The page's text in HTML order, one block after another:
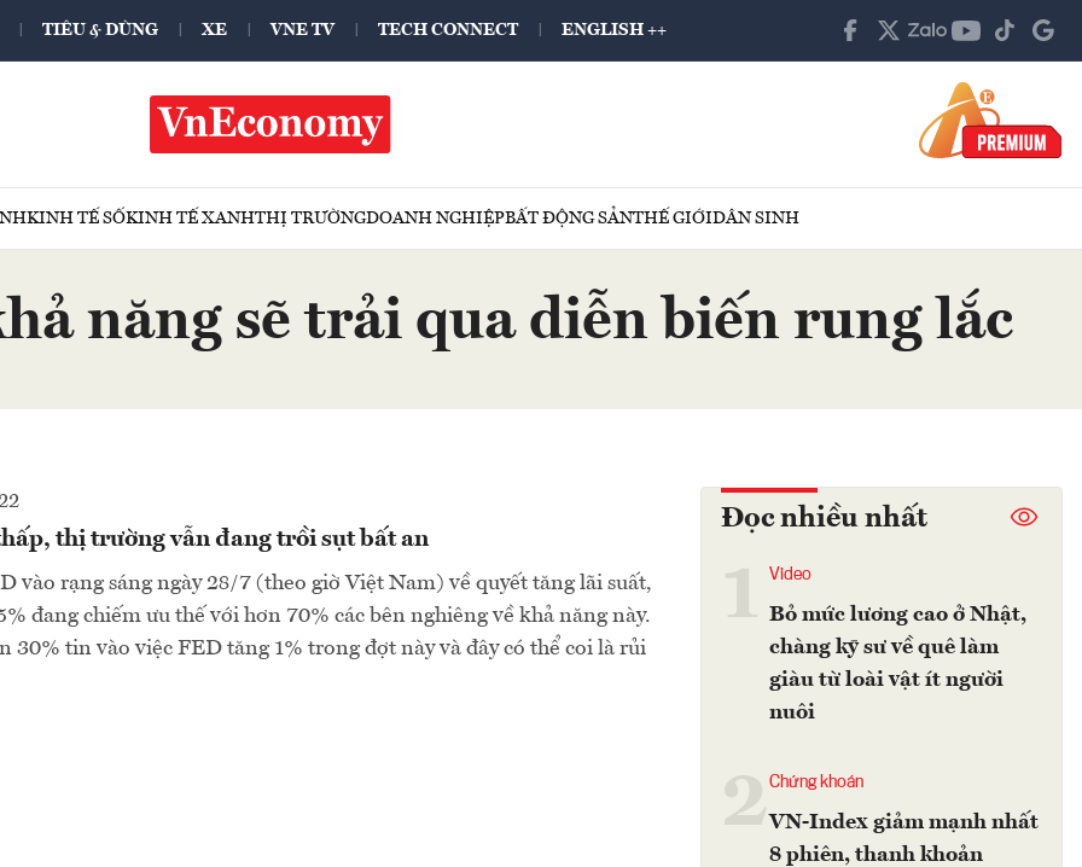
TIÊU & DÙNG XE VNE TV TECH CONNECT ENGLISH ++
KINH TẾ SỐKINH TẾ XANHTHỊ TRƯỜNGDOANH NGHIỆPBẤT ĐỘNG SẢNTHẾ GIỚIDÂN SINH
năng sẽ trải qua diễn biến rung lắc
thị trường vẫn đang trồi sụt bất an
vào rạng sáng ngày 28/7 (theo giờ Việt Nam) về quyết tăng lãi suất,
đang chiếm ưu thế với hơn 70% các bên nghiêng về khả năng này.
30% tin vào việc FED tăng 1% trong đợt này và đây có thể coi là rủi
Đọc nhiều nhất
Video
Bỏ mức lương cao ở Nhật,
chàng kỹ sư về quê làm
giàu từ loài vật ít người
nuôi
2Chứng khoán
VN-Index giảm mạnh nhất
8 phiên, thanh khoản